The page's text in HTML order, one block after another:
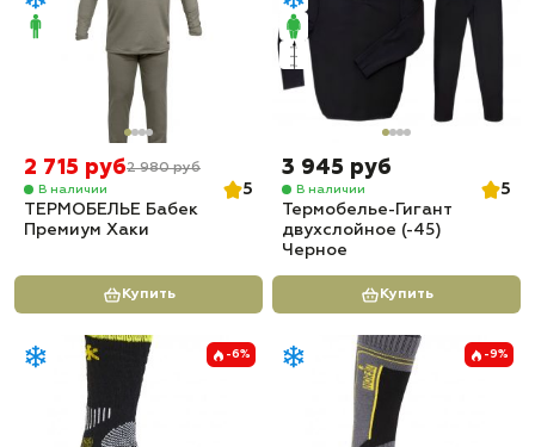
2 715 руб2 980 руб
В наличии
5
ТЕРМОБЕЛЬЕ Бабек
Премиум Хаки
Купить
3 945 руб
В наличии
5
Термобелье-Гигант
двухслойное (-45)
Черное
Купить
-6% -9%